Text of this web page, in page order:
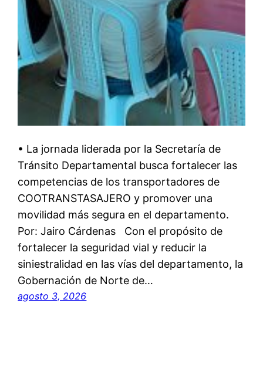
• La jornada liderada por la Secretaría de
Tránsito Departamental busca fortalecer las
competencias de los transportadores de
COOTRANSTASAJERO y promover una
movilidad más segura en el departamento.
Por: Jairo Cárdenas Con el propósito de
fortalecer la seguridad vial y reducir la
siniestralidad en las vías del departamento, la
Gobernación de Norte de…
agosto 3, 2026